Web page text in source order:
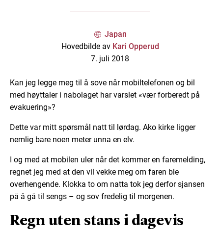
Japan
Hovedbilde av Kari Opperud
7. juli 2018
Kan jeg legge meg til å sove når mobiltelefonen og bil
med høyttaler i nabolaget har varslet «vær forberedt på
evakuering»?
Dette var mitt spørsmål natt til lørdag. Ako kirke ligger
nemlig bare noen meter unna en elv.
I og med at mobilen uler når det kommer en faremelding,
regnet jeg med at den vil vekke meg om faren ble
overhengende. Klokka to om natta tok jeg derfor sjansen
på å gå til sengs – og sov fredelig til morgenen.
Regn uten stans i dagevis